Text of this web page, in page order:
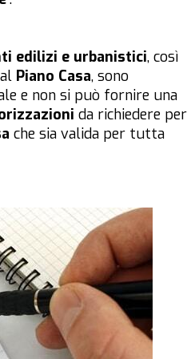
edilizi e urbanistici, così
Piano Casa, sono
e non si può fornire una
da richiedere per
che sia valida per tutta